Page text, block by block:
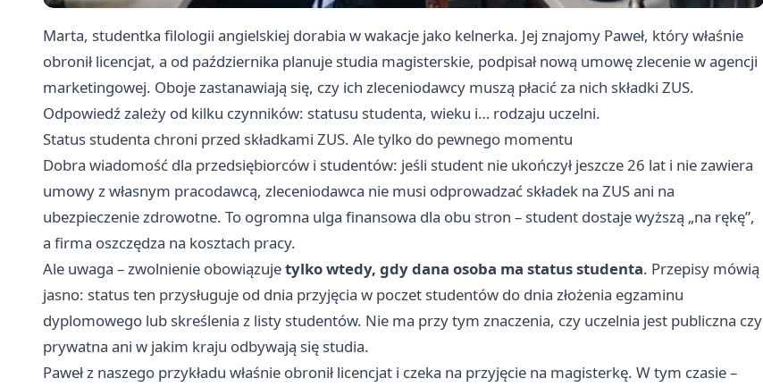
Marta, studentka filologii angielskiej dorabia w wakacje jako kelnerka. Jej znajomy Paweł, który właśnie
obronił licencjat, a od października planuje studia magisterskie, podpisał nową umowę zlecenie w agencji
marketingowej. Oboje zastanawiają się, czy ich zleceniodawcy muszą płacić za nich składki ZUS.
Odpowiedź zależy od kilku czynników: statusu studenta, wieku i… rodzaju uczelni.
Status studenta chroni przed składkami ZUS. Ale tylko do pewnego momentu
Dobra wiadomość dla przedsiębiorców i studentów: jeśli student nie ukończył jeszcze 26 lat i nie zawiera
umowy z własnym pracodawcą, zleceniodawca nie musi odprowadzać składek na ZUS ani na
ubezpieczenie zdrowotne. To ogromna ulga finansowa dla obu stron – student dostaje wyższą „na rękę”,
a firma oszczędza na kosztach pracy.
Ale uwaga – zwolnienie obowiązujetylko wtedy, gdy dana osoba ma status studenta. Przepisy mówią
jasno: status ten przysługuje od dnia przyjęcia w poczet studentów do dnia złożenia egzaminu
dyplomowego lub skreślenia z listy studentów. Nie ma przy tym znaczenia, czy uczelnia jest publiczna czy
prywatna ani w jakim kraju odbywają się studia.
Paweł z naszego przykładu właśnie obronił licencjat i czeka na przyjęcie na magisterkę. W tym czasie –